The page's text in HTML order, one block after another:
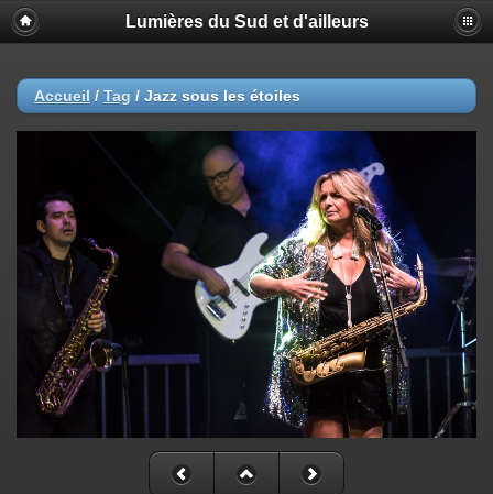
Lumières du Sud et d'ailleurs
Accueil / Tag / Jazz sous les étoiles